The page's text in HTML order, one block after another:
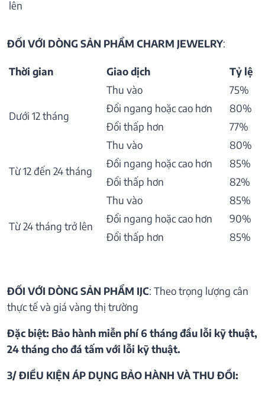
lên
ĐỐI VỚI DÒNG SẢN PHẨM CHARM JEWELRY:
Thời gian Giao dịch Tỷ lệ
Dưới 12 tháng
Thu vào
75%
Đổi ngang hoặc cao hơn
80%
Đổi thấp hơn
77%
Từ 12 đến 24 tháng
Thu vào
80%
Đổi ngang hoặc cao hơn
85%
Đổi thấp hơn
82%
Từ 24 tháng trở lên
Thu vào
85%
Đổi ngang hoặc cao hơn
90%
Đổi thấp hơn
85%
ĐỐI VỚI DÒNG SẢN PHẨM IJC: Theo trọng lượng cân
thực tế và giá vàng thị trường
Đặc biệt: Bảo hành miễn phí 6 tháng đầu lỗi kỹ thuật,
24 tháng cho đá tấm với lỗi kỹ thuật.
3/ ĐIỀU KIỆN ÁP DỤNG BẢO HÀNH VÀ THU ĐỒI: